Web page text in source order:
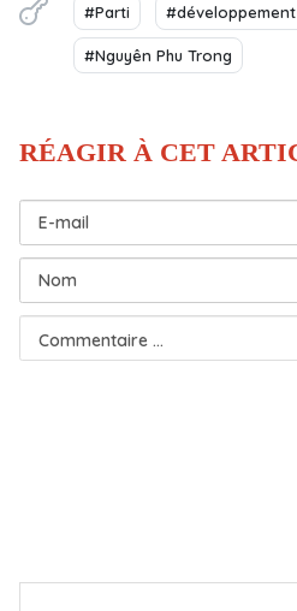
#Parti #développement
#Nguyên Phu Trong